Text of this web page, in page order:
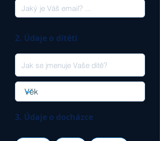
2. Údaje o dítěti
3. Údaje o docházce